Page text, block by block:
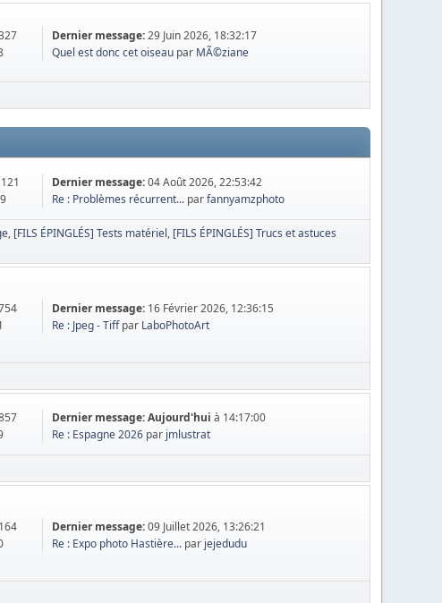
Dernier message:29 Juin 2026, 18:32:17
Quel est donc cet oiseau par MÃ©ziane
Dernier message:04 Août 2026, 22:53:42
Re : Problèmes récurrent... parfannyamzphoto
[FILS ÉPINGLÉS] Tests matériel [FILS ÉPINGLÉS] Trucs et astuces
Dernier message: 16 Février 2026, 12:36:15
Re : Jpeg - Tiffpar LaboPhotoArt
Dernier message:Aujourd'hui à 14:17:00
Re : Espagne 2026 par jmlustrat
Dernier message:09 Juillet 2026, 13:26:21
Re : Expo photo Hastière... par jejedudu